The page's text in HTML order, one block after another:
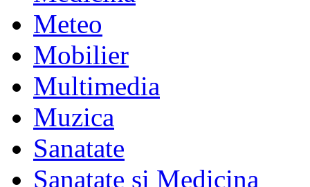
Meteo
Mobilier
Multimedia
Muzica
Sanatate
Sanatate si Medicina